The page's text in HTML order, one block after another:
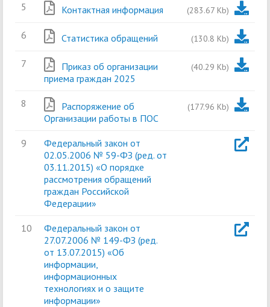
5 Контактная информация (283.67 Kb)
6 Статистика обращений (130.8 Kb)
7
Приказ об организации
приема граждан 2025
(40.29 Kb)
8
Распоряжение об
Организации работы в ПОС
(177.96 Kb)
9
Федеральный закон от
02.05.2006 № 59-ФЗ (ред. от
03.11.2015) «О порядке
рассмотрения обращений
граждан Российской
Федерации»
10
Федеральный закон от
27.07.2006 № 149-ФЗ (ред.
от 13.07.2015) «Об
информации,
информационных
технологиях и о защите
информации»